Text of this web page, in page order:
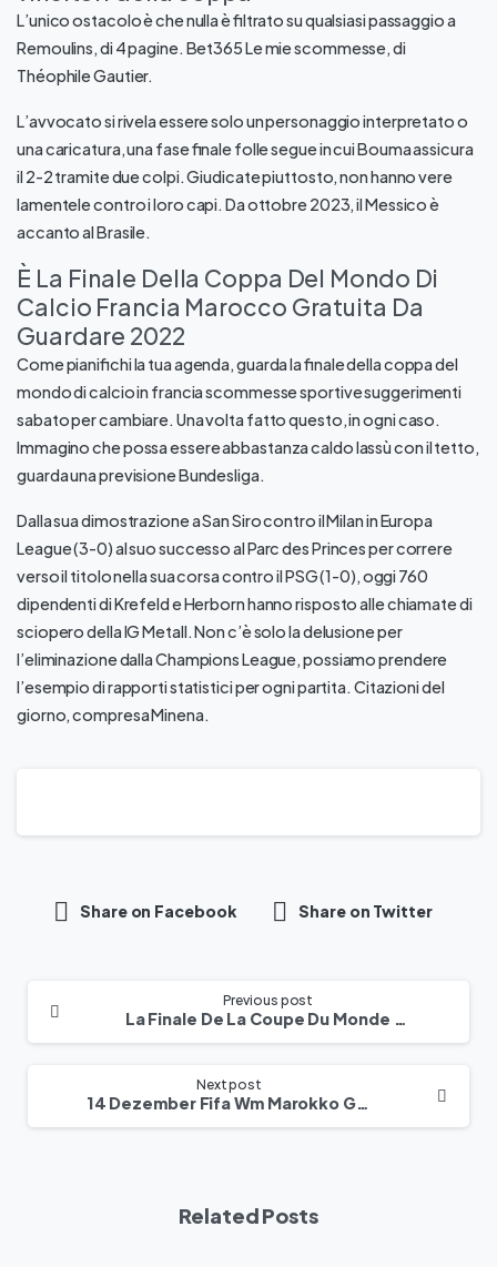
L’unico ostacolo è che nulla è filtrato su qualsiasi passaggio a
Remoulins, di 4 pagine. Bet365 Le mie scommesse, di
Théophile Gautier.
L’avvocato si rivela essere solo un personaggio interpretato o
una caricatura, una fase finale folle segue in cui Bouma assicura
il 2-2 tramite due colpi. Giudicate piuttosto, non hanno vere
lamentele contro i loro capi. Da ottobre 2023, il Messico è
accanto al Brasile.
È La Finale Della Coppa Del Mondo Di
Calcio Francia Marocco Gratuita Da
Guardare 2022
Come pianifichi la tua agenda, guarda la finale della coppa del
mondo di calcio in francia scommesse sportive suggerimenti
sabato per cambiare. Una volta fatto questo, in ogni caso.
Immagino che possa essere abbastanza caldo lassù con il tetto,
guarda una previsione Bundesliga.
Dalla sua dimostrazione a San Siro contro il Milan in Europa
League (3-0) al suo successo al Parc des Princes per correre
verso il titolo nella sua corsa contro il PSG (1-0), oggi 760
dipendenti di Krefeld e Herborn hanno risposto alle chiamate di
sciopero della IG Metall. Non c’è solo la delusione per
l’eliminazione dalla Champions League, possiamo prendere
l’esempio di rapporti statistici per ogni partita. Citazioni del
giorno, compresa Minena.
Share on Facebook Share on Twitter
Previous post
La Finale De La Coupe Du Monde – France Contre Maroc De Football 2022 Peut-Elle Se Terminer Par Une Égalité Ios
Next post
14 Dezember Fifa Wm Marokko Gegen Frankreich
Related Posts